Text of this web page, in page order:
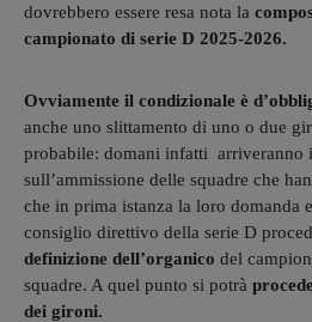
dovrebbero essere resa nota la
campionato di serie D 2025-2026.
Ovviamente il condizionale è
anche uno slittamento di uno o due
probabile: domani infatti arriveranno i
sull’ammissione delle squadre che
che in prima istanza la loro domanda
consiglio direttivo della serie D
definizione dell’organico del
squadre. A quel punto si potrà
dei gironi.